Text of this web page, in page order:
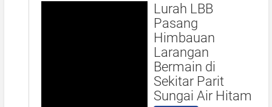
Lurah LBB
Pasang
Himbauan
Larangan
Bermain di
Sekitar Parit
Sungai Air Hitam